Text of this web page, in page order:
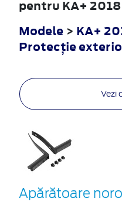
pentru KA+ 2018
Modele > KA+
Protecţie
Vezi
Apărătoare